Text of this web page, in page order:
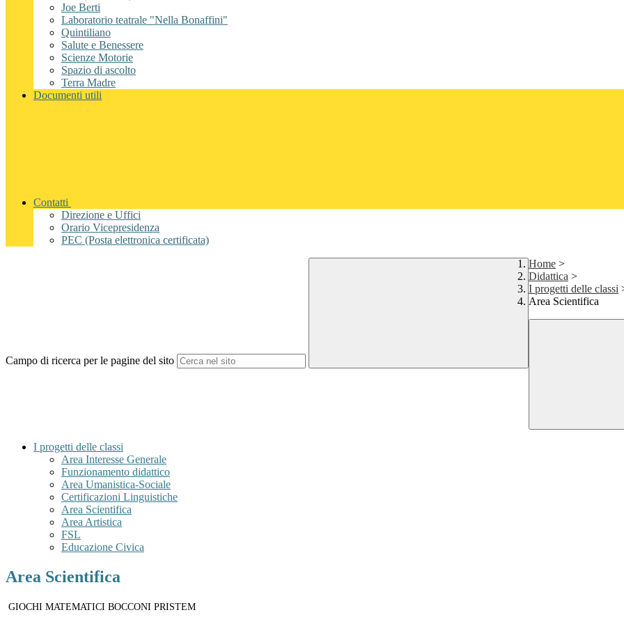
Joe Berti
Laboratorio teatrale "Nella Bonaffini"
Quintiliano
Salute e Benessere
Scienze Motorie
Spazio di ascolto
Terra Madre
Documenti utili
Contatti
Direzione e Uffici
Orario Vicepresidenza
PEC (Posta elettronica certificata)
Campo di ricerca per le pagine del sito
Home >
Didattica >
I progetti delle classi
Area Scientifica
I progetti delle classi
Area Interesse Generale
Funzionamento didattico
Area Umanistica-Sociale
Certificazioni Linguistiche
Area Scientifica
Area Artistica
FSL
Educazione Civica
Area Scientifica
GIOCHI MATEMATICI BOCCONI PRISTEM